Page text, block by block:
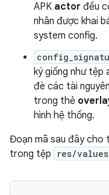
APK actor đều
nhân được khai
system config.
ký giống như tệp
đè các tài
trong thẻ
hình hệ thống.
Đoạn mã sau đây cho
trong tệp res/